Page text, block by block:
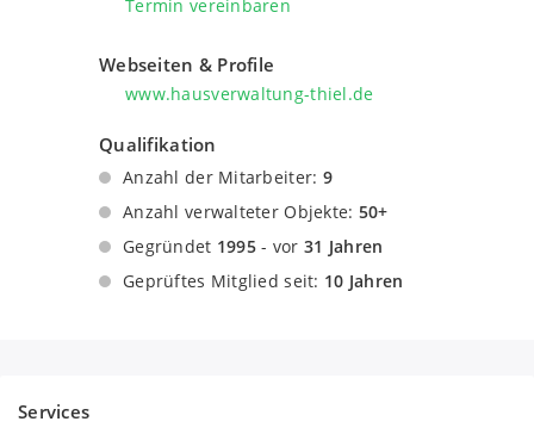
Termin vereinbaren
Webseiten & Profile
www.hausverwaltung-thiel.de
Qualifikation
Anzahl der Mitarbeiter: 9
Anzahl verwalteter Objekte: 50+
Gegründet 1995- vor 31 Jahren
Geprüftes Mitglied seit: 10 Jahren
Services